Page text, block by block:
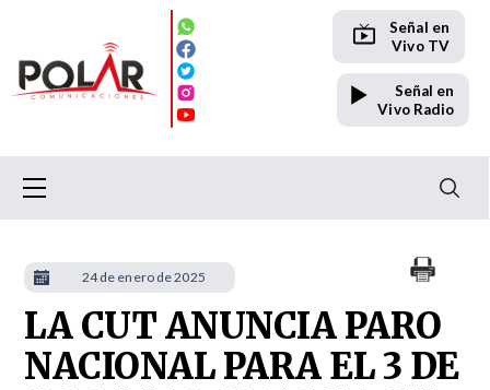
Señal en
Vivo TV
Señal en
Vivo Radio
LA CUT ANUNCIA PARO
NACIONAL PARA EL 3 DE
24 de enero de 2025